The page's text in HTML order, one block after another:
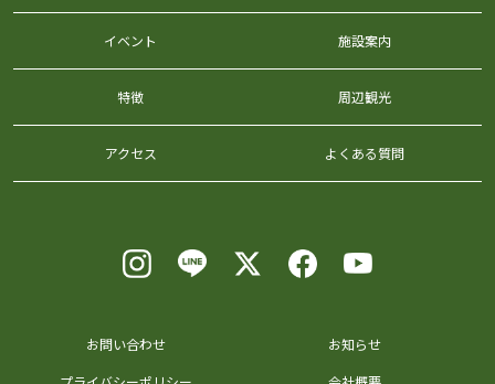
イベント 施設案内
特徴 周辺観光
アクセス よくある質問
お問い合わせ
お知らせ